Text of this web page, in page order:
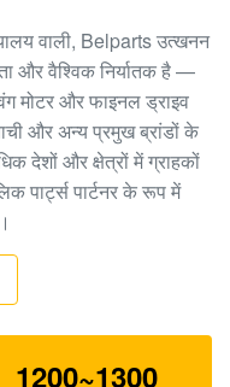
गियर पंप 704-23-
VOE14532821
पंप PHV132 708-
वाल्व १४५११४३९
वाली, Belparts उत्खनन
और वैश्विक निर्यातक है —
मोटर और फाइनल ड्राइव
और अन्य प्रमुख ब्रांडों के
देशों और क्षेत्रों में ग्राहकों
पार्ट्स पार्टनर के रूप में
1200~1300